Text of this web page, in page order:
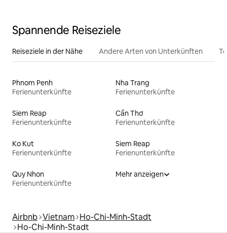
Spannende Reiseziele
Reiseziele in der Nähe Andere Arten von Unterkünften
Phnom Penh
Ferienunterkünfte
Nha Trang
Ferienunterkünfte
Siem Reap
Ferienunterkünfte
Cần Thơ
Ferienunterkünfte
Ko Kut
Ferienunterkünfte
Siem Reap
Ferienunterkünfte
Quy Nhon
Ferienunterkünfte
Mehr anzeigen
Airbnb Vietnam Ho-Chi-Minh-Stadt
Ho-Chi-Minh-Stadt